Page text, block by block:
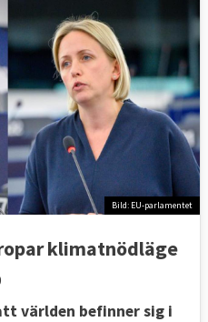
Bild: EU-parlamentet
klimatnödläge
världen befinner sig i